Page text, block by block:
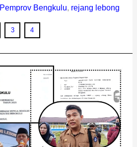
Pemprov Bengkulu, rejang lebong
3 4